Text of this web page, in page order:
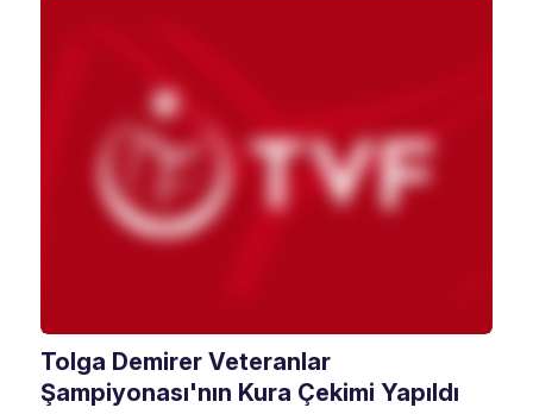
Tolga Demirer Veteranlar
Şampiyonası'nın Kura Çekimi Yapıldı